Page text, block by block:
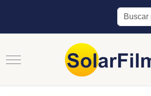
Buscar
Mobile Menu Toggle